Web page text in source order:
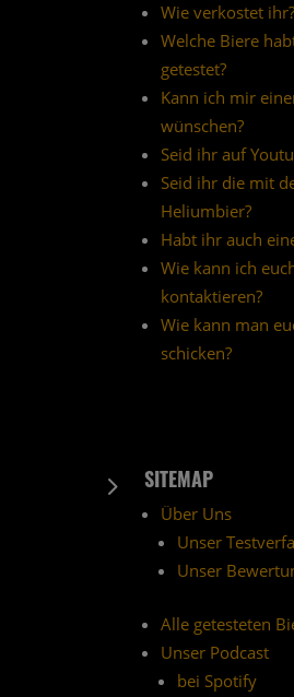
Wie verkostet ihr?
Welche Biere
getestet?
Kann ich mir
wünschen?
Seid ihr auf
Seid ihr die mit
Heliumbier?
Habt ihr auch
Wie kann ich
kontaktieren?
Wie kann man
schicken?
5 SITEMAP
Über Uns
Unser
Unser
Alle getesteten
Unser Podcast
bei Spotify